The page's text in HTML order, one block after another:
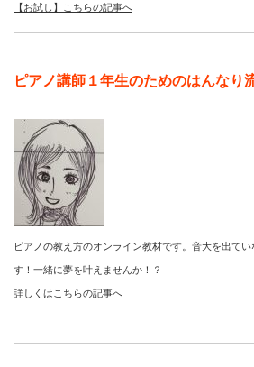
【お試し】こちらの記事へ
ピアノ講師１年生のためのはんなり
ピアノの教え方のオンライン教材です。音大を出て
す！一緒に夢を叶えませんか！？
詳しくはこちらの記事へ